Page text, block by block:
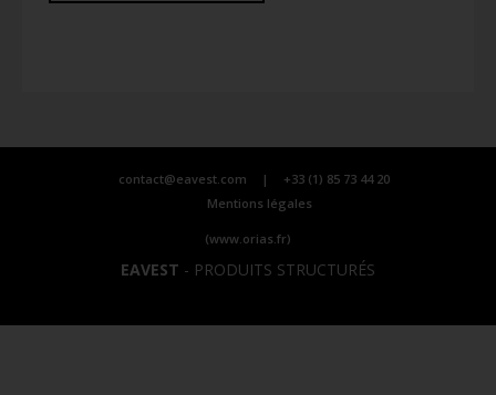
contact@eavest.com |
+33 (1) 85 73 44 20
Mentions légales
(www.orias.fr)
EAVEST - PRODUITS STRUCTURÉS